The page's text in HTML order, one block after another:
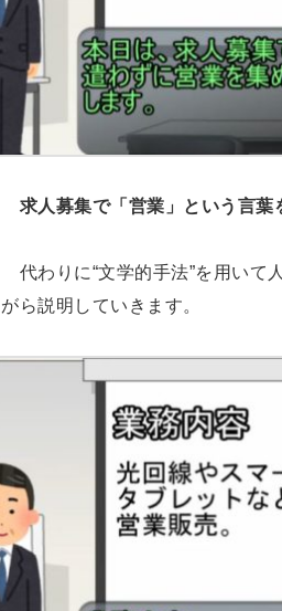
求人募集で「営業」という言葉
代わりに“文学的手法”を用いて
がら説明していきます。